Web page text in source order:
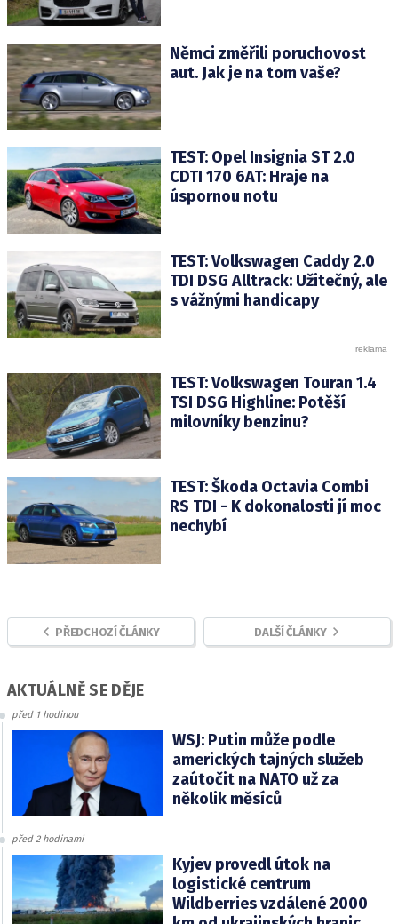
Němci změřili poruchovost
aut. Jak je na tom vaše?
TEST: Opel Insignia ST 2.0
CDTI 170 6AT: Hraje na
úspornou notu
TEST: Volkswagen Caddy 2.0
TDI DSG Alltrack: Užitečný, ale
s vážnými handicapy
TEST: Volkswagen Touran 1.4
TSI DSG Highline: Potěší
milovníky benzinu?
TEST: Škoda Octavia Combi
RS TDI - K dokonalosti jí moc
nechybí
PŘEDCHOZÍ ČLÁNKY DALŠÍ ČLÁNKY
AKTUÁLNĚ SE DĚJE
před 1 hodinou
WSJ: Putin může podle
amerických tajných služeb
zaútočit na NATO už za
několik měsíců
před 2 hodinami
Kyjev provedl útok na
logistické centrum
Wildberries vzdálené 2000